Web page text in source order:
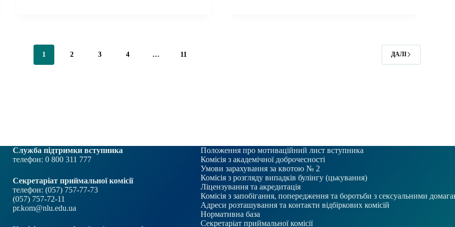
Ради
бізнес-
омбудсмена
1 2 3 4 … 11 ДАЛІ
Служба підтримки вступника
телефон: 0 800 311 777
Секретаріат приймальної комісії
телефон: (057) 757-77-73
(057) 757-72-11
pr.kom@nlu.edu.ua
Положення про мотиваційний лист вступника
Комісія з академічної доброчесності
Умови зарахування за квотою № 2
Комісія з розгляду випадків булінгу (цькування)
Ліцензування та акредитація
Комісія з запобігання, попередження та боротьби з сексуальними
Адреси розташування та контакти відбіркових комісій
Нормативна база
Секретаріат приймальної комісії